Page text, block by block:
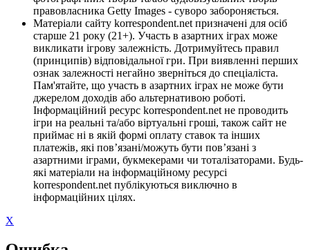
правовласника Getty Images - суворо забороняється.
Матеріали сайту korrespondent.net призначені для осіб
старше 21 року (21+). Участь в азартних іграх може
викликати ігрову залежність. Дотримуйтесь правил
(принципів) відповідальної гри. При виявленні перших
ознак залежності негайно зверніться до спеціаліста.
Пам'ятайте, що участь в азартних іграх не може бути
джерелом доходів або альтернативою роботі.
Інформаційний ресурс korrespondent.net не проводить
ігри на реальні та/або віртуальні гроші, також сайт не
приймає ні в якій формі оплату ставок та інших
платежів, які пов’язані/можуть бути пов’язані з
азартними іграми, букмекерами чи тоталізаторами. Будь-
які матеріали на інформаційному ресурсі
korrespondent.net публікуються виключно в
інформаційних цілях.
X